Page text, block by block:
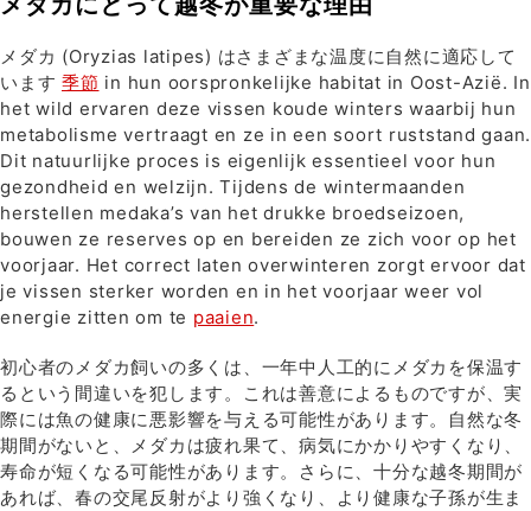
メダカ (Oryzias latipes) はさまざまな温度に自然に適応して
います 季節 in hun oorspronkelijke habitat in Oost-Azië. In
het wild ervaren deze vissen koude winters waarbij hun
metabolisme vertraagt en ze in een soort ruststand gaan.
Dit natuurlijke proces is eigenlijk essentieel voor hun
gezondheid en welzijn. Tijdens de wintermaanden
herstellen medaka’s van het drukke broedseizoen,
bouwen ze reserves op en bereiden ze zich voor op het
voorjaar. Het correct laten overwinteren zorgt ervoor dat
je vissen sterker worden en in het voorjaar weer vol
energie zitten om te paaien.
初心者のメダカ飼いの多くは、一年中人工的にメダカを保温す
るという間違いを犯します。これは善意によるものですが、実
際には魚の健康に悪影響を与える可能性があります。自然な冬
期間がないと、メダカは疲れ果て、病気にかかりやすくなり、
寿命が短くなる可能性があります。さらに、十分な越冬期間が
あれば、春の交尾反射がより強くなり、より健康な子孫が生ま